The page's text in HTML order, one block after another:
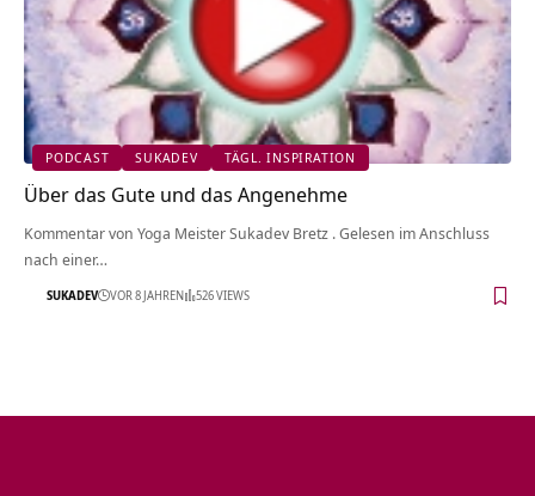
PODCAST SUKADEV TÄGL. INSPIRATION
Über das Gute und das Angenehme
Kommentar von Yoga Meister Sukadev Bretz . Gelesen im Anschluss
nach einer…
SUKADEV VOR 8 JAHREN 526 VIEWS